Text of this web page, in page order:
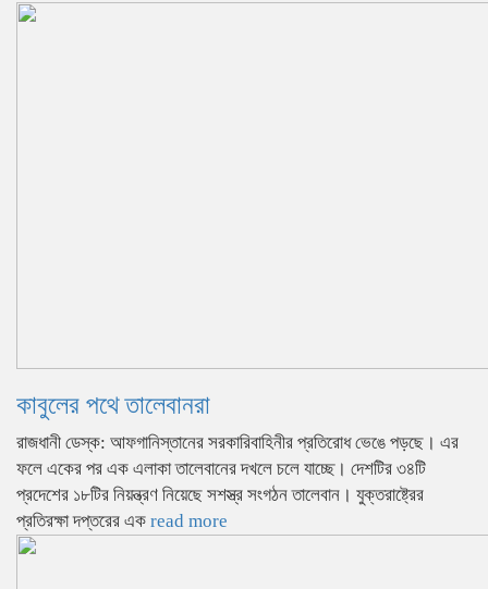
কাবুলের পথে তালেবানরা
রাজধানী ডেস্ক: আফগানিস্তানের সরকারিবাহিনীর প্রতিরোধ ভেঙে পড়ছে। এর
ফলে একের পর এক এলাকা তালেবানের দখলে চলে যাচ্ছে। দেশটির ৩৪টি
প্রদেশের ১৮টির নিয়ন্ত্রণ নিয়েছে সশস্ত্র সংগঠন তালেবান। যুক্তরাষ্ট্রের
প্রতিরক্ষা দপ্তরের এক read more